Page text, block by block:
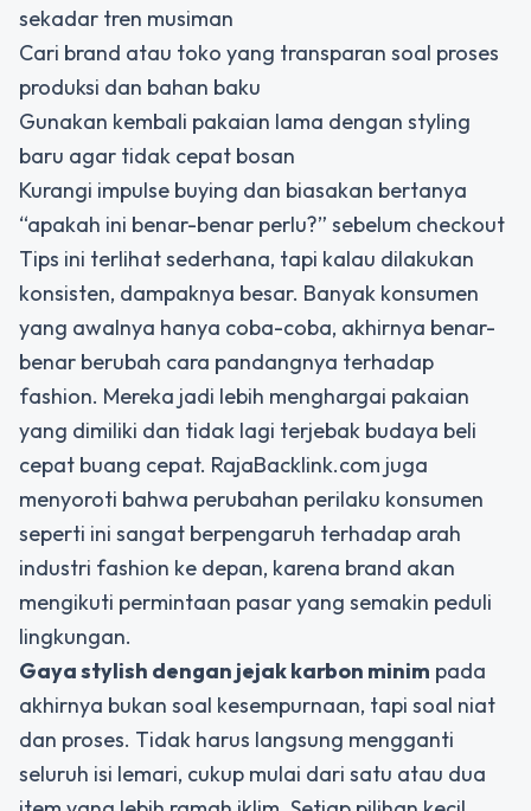
sekadar tren musiman
Cari brand atau toko yang transparan soal proses
produksi dan bahan baku
Gunakan kembali pakaian lama dengan styling
baru agar tidak cepat bosan
Kurangi impulse buying dan biasakan bertanya
“apakah ini benar-benar perlu?” sebelum checkout
Tips ini terlihat sederhana, tapi kalau dilakukan
konsisten, dampaknya besar. Banyak konsumen
yang awalnya hanya coba-coba, akhirnya benar-
benar berubah cara pandangnya terhadap
fashion. Mereka jadi lebih menghargai pakaian
yang dimiliki dan tidak lagi terjebak budaya beli
cepat buang cepat. RajaBacklink.com juga
menyoroti bahwa perubahan perilaku konsumen
seperti ini sangat berpengaruh terhadap arah
industri fashion ke depan, karena brand akan
mengikuti permintaan pasar yang semakin peduli
lingkungan.
Gaya stylish dengan jejak karbon minim pada
akhirnya bukan soal kesempurnaan, tapi soal niat
dan proses. Tidak harus langsung mengganti
seluruh isi lemari, cukup mulai dari satu atau dua